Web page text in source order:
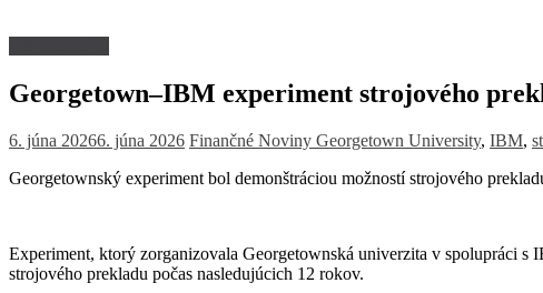
Georgetown–IBM experiment strojového
6. júna 20266. júna 2026 Finančné Noviny Georgetown University, IBM,
Georgetownský experiment bol demonštráciou možností strojového
Experiment, ktorý zorganizovala Georgetownská univerzita v spolupráci
strojového prekladu počas nasledujúcich 12 rokov.